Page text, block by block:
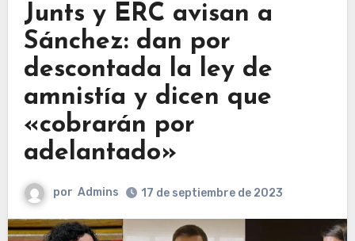
Junts y ERC avisan a
Sánchez: dan por
descontada la ley de
amnistía y dicen que
«cobrarán por
adelantado»
por Admins 17 de septiembre de 2023